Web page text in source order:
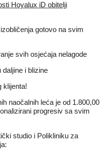
Hoyalux iD obitelji
gotovo na svim
svih osjećaja nelagode
daljine i blizine
klijenta!
naočalnih leća je od 1.800,00
progresiv sa svim
studio i Polikliniku za